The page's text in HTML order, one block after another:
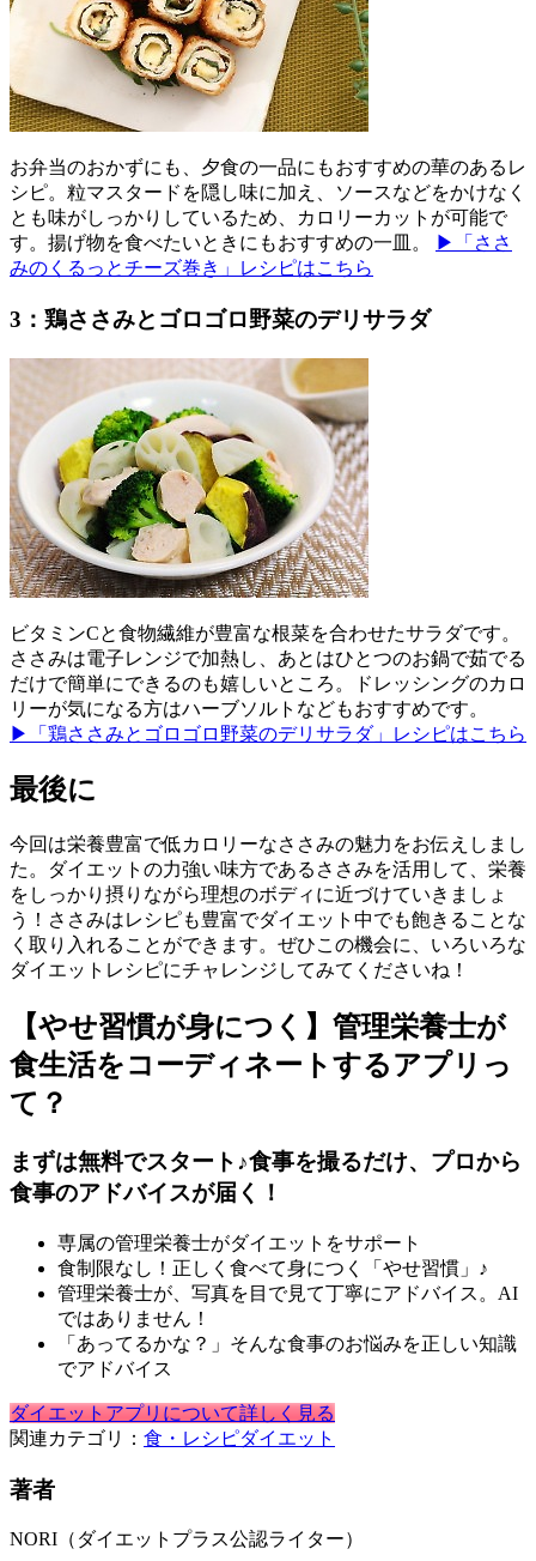
お弁当のおかずにも、夕食の一品にもおすすめの華のあるレ
シピ。粒マスタードを隠し味に加え、ソースなどをかけなく
とも味がしっかりしているため、カロリーカットが可能で
す。揚げ物を食べたいときにもおすすめの一皿。
▶「ささ
みのくるっとチーズ巻き」レシピはこちら
3：鶏ささみとゴロゴロ野菜のデリサラダ
ビタミンCと食物繊維が豊富な根菜を合わせたサラダです。
ささみは電子レンジで加熱し、あとはひとつのお鍋で茹でる
だけで簡単にできるのも嬉しいところ。ドレッシングのカロ
リーが気になる方はハーブソルトなどもおすすめです。
▶「鶏ささみとゴロゴロ野菜のデリサラダ」レシピはこちら
最後に
今回は栄養豊富で低カロリーなささみの魅力をお伝えしまし
た。ダイエットの力強い味方であるささみを活用して、栄養
をしっかり摂りながら理想のボディに近づけていきましょ
う！ささみはレシピも豊富でダイエット中でも飽きることな
く取り入れることができます。ぜひこの機会に、いろいろな
ダイエットレシピにチャレンジしてみてくださいね！
【やせ習慣が身につく】管理栄養士が
食生活をコーディネートするアプリっ
て？
まずは無料でスタート♪食事を撮るだけ、プロから
食事のアドバイスが届く！
専属の管理栄養士がダイエットをサポート
食制限なし！正しく食べて身につく「やせ習慣」♪
管理栄養士が、写真を目で見て丁寧にアドバイス。AI
ではありません！
「あってるかな？」そんな食事のお悩みを正しい知識
でアドバイス
ダイエットアプリについて詳しく見る
関連カテゴリ： 食・レシピダイエット
著者
NORI（ダイエットプラス公認ライター）